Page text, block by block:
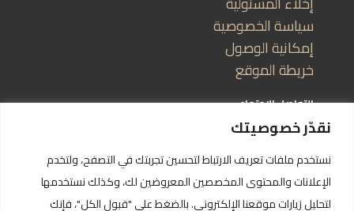
نقدّر خصوصيتك
نستخدم ملفات تعريف الارتباط لتحسين تجربتك في التصفح، ولتخدم
الإعلانات والمحتوى المخصصين المعروضين لك، وكذلك نستخدمها
لتحليل زيارات موقعنا الإلكتروني. بالضغط على "قبول الكل"، فإنك
سياسة الخصوصية
إمكانية الوصول
خريطة الموقع
التواصل الاجتماعي